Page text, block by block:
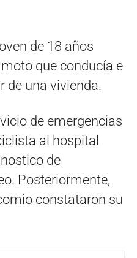
de 18 años
que conducía e
de una vivienda.
de emergencias
al hospital
de
Posteriormente,
constataron su